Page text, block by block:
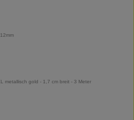
metallisch gold - 1,7 cm breit - 3 Meter